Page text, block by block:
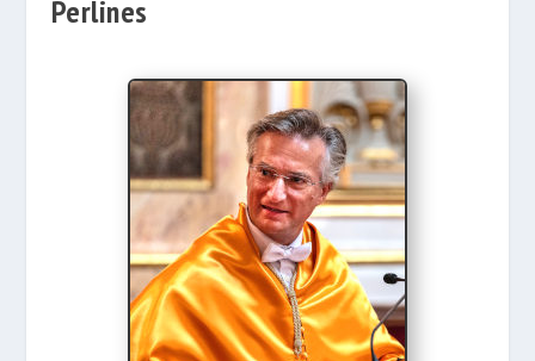
Perlines